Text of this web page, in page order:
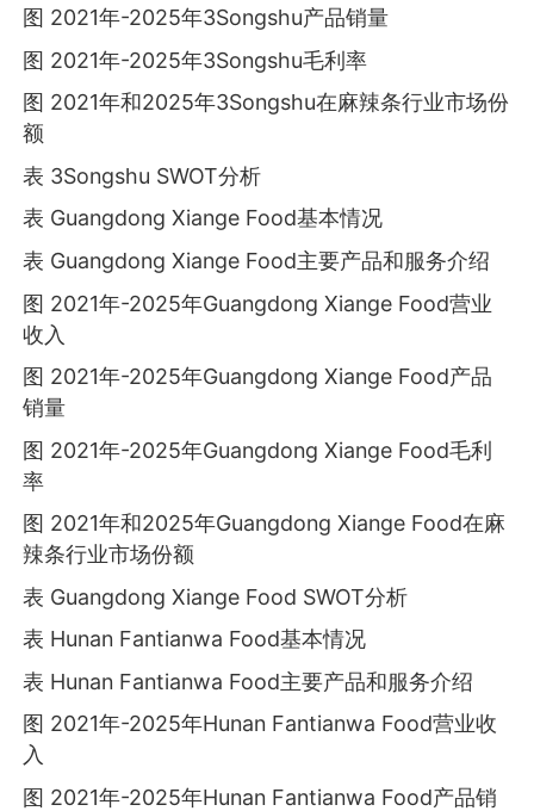
图 2021年-2025年3Songshu产品销量
图 2021年-2025年3Songshu毛利率
图 2021年和2025年3Songshu在麻辣条行业市场份
额
表 3Songshu SWOT分析
表 Guangdong Xiange Food基本情况
表 Guangdong Xiange Food主要产品和服务介绍
图 2021年-2025年Guangdong Xiange Food营业
收入
图 2021年-2025年Guangdong Xiange Food产品
销量
图 2021年-2025年Guangdong Xiange Food毛利
率
图 2021年和2025年Guangdong Xiange Food在麻
辣条行业市场份额
表 Guangdong Xiange Food SWOT分析
表 Hunan Fantianwa Food基本情况
表 Hunan Fantianwa Food主要产品和服务介绍
图 2021年-2025年Hunan Fantianwa Food营业收
入
图 2021年-2025年Hunan Fantianwa Food产品销